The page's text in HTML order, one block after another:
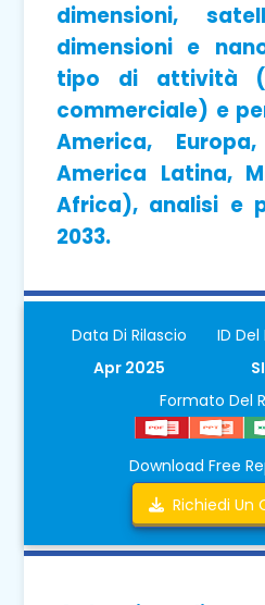
dimensioni,
dimensioni e
tipo di attività
commerciale) e
America,
America Latina,
Africa), analisi e
2033.
Data Di Rilascio
Apr 2025
ID
Formato Del
Download Free
Richiedi Un